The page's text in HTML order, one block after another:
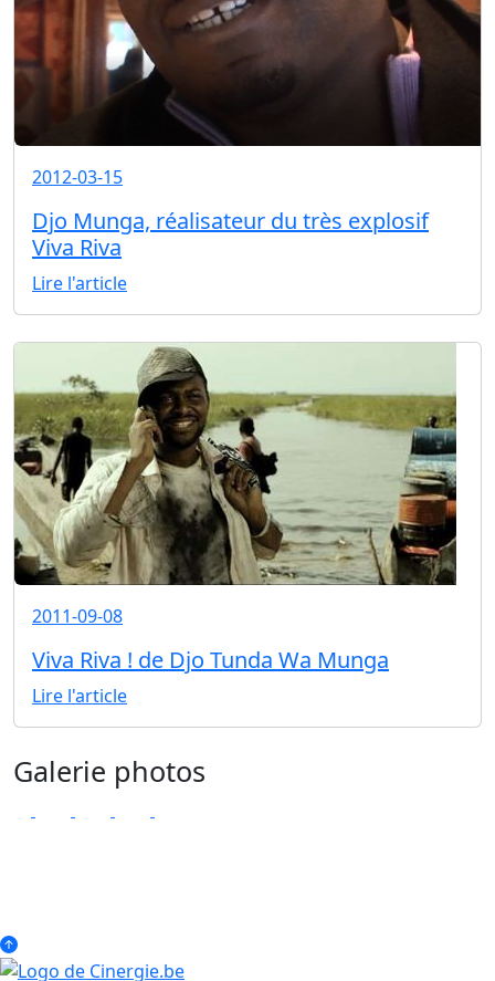
2012-03-15
Djo Munga, réalisateur du très explosif
Viva Riva
Lire l'article
2011-09-08
Viva Riva ! de Djo Tunda Wa Munga
Lire l'article
Galerie photos